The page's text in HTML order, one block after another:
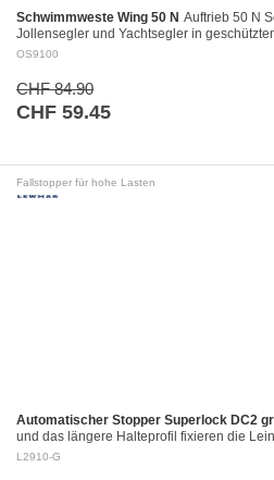
Schwimmweste Wing 50 N Auftrieb 50 N
Jollensegler und Yachtsegler in
kurzem und kompaktem…
OS9100
CHF 84.90
CHF 59.45
Fallstopper für hohe Lasten
Automatischer Stopper Superlock DC2
und das längere Halteprofil fixieren die
aufzuscheuern Kontrolliertes Fieren: Das…
L2910-G